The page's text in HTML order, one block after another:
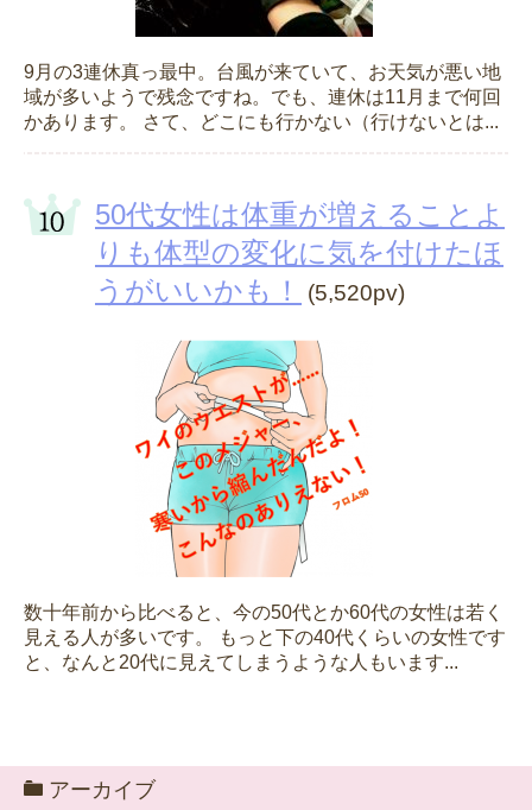
9月の3連休真っ最中。台風が来ていて、お天気が悪い地
域が多いようで残念ですね。でも、連休は11月まで何回
かあります。 さて、どこにも行かない（行けないとは...
50代女性は体重が増えることよ
りも体型の変化に気を付けたほ
うがいいかも！
(5,520pv)
数十年前から比べると、今の50代とか60代の女性は若く
見える人が多いです。 もっと下の40代くらいの女性です
と、なんと20代に見えてしまうような人もいます...
アーカイブ